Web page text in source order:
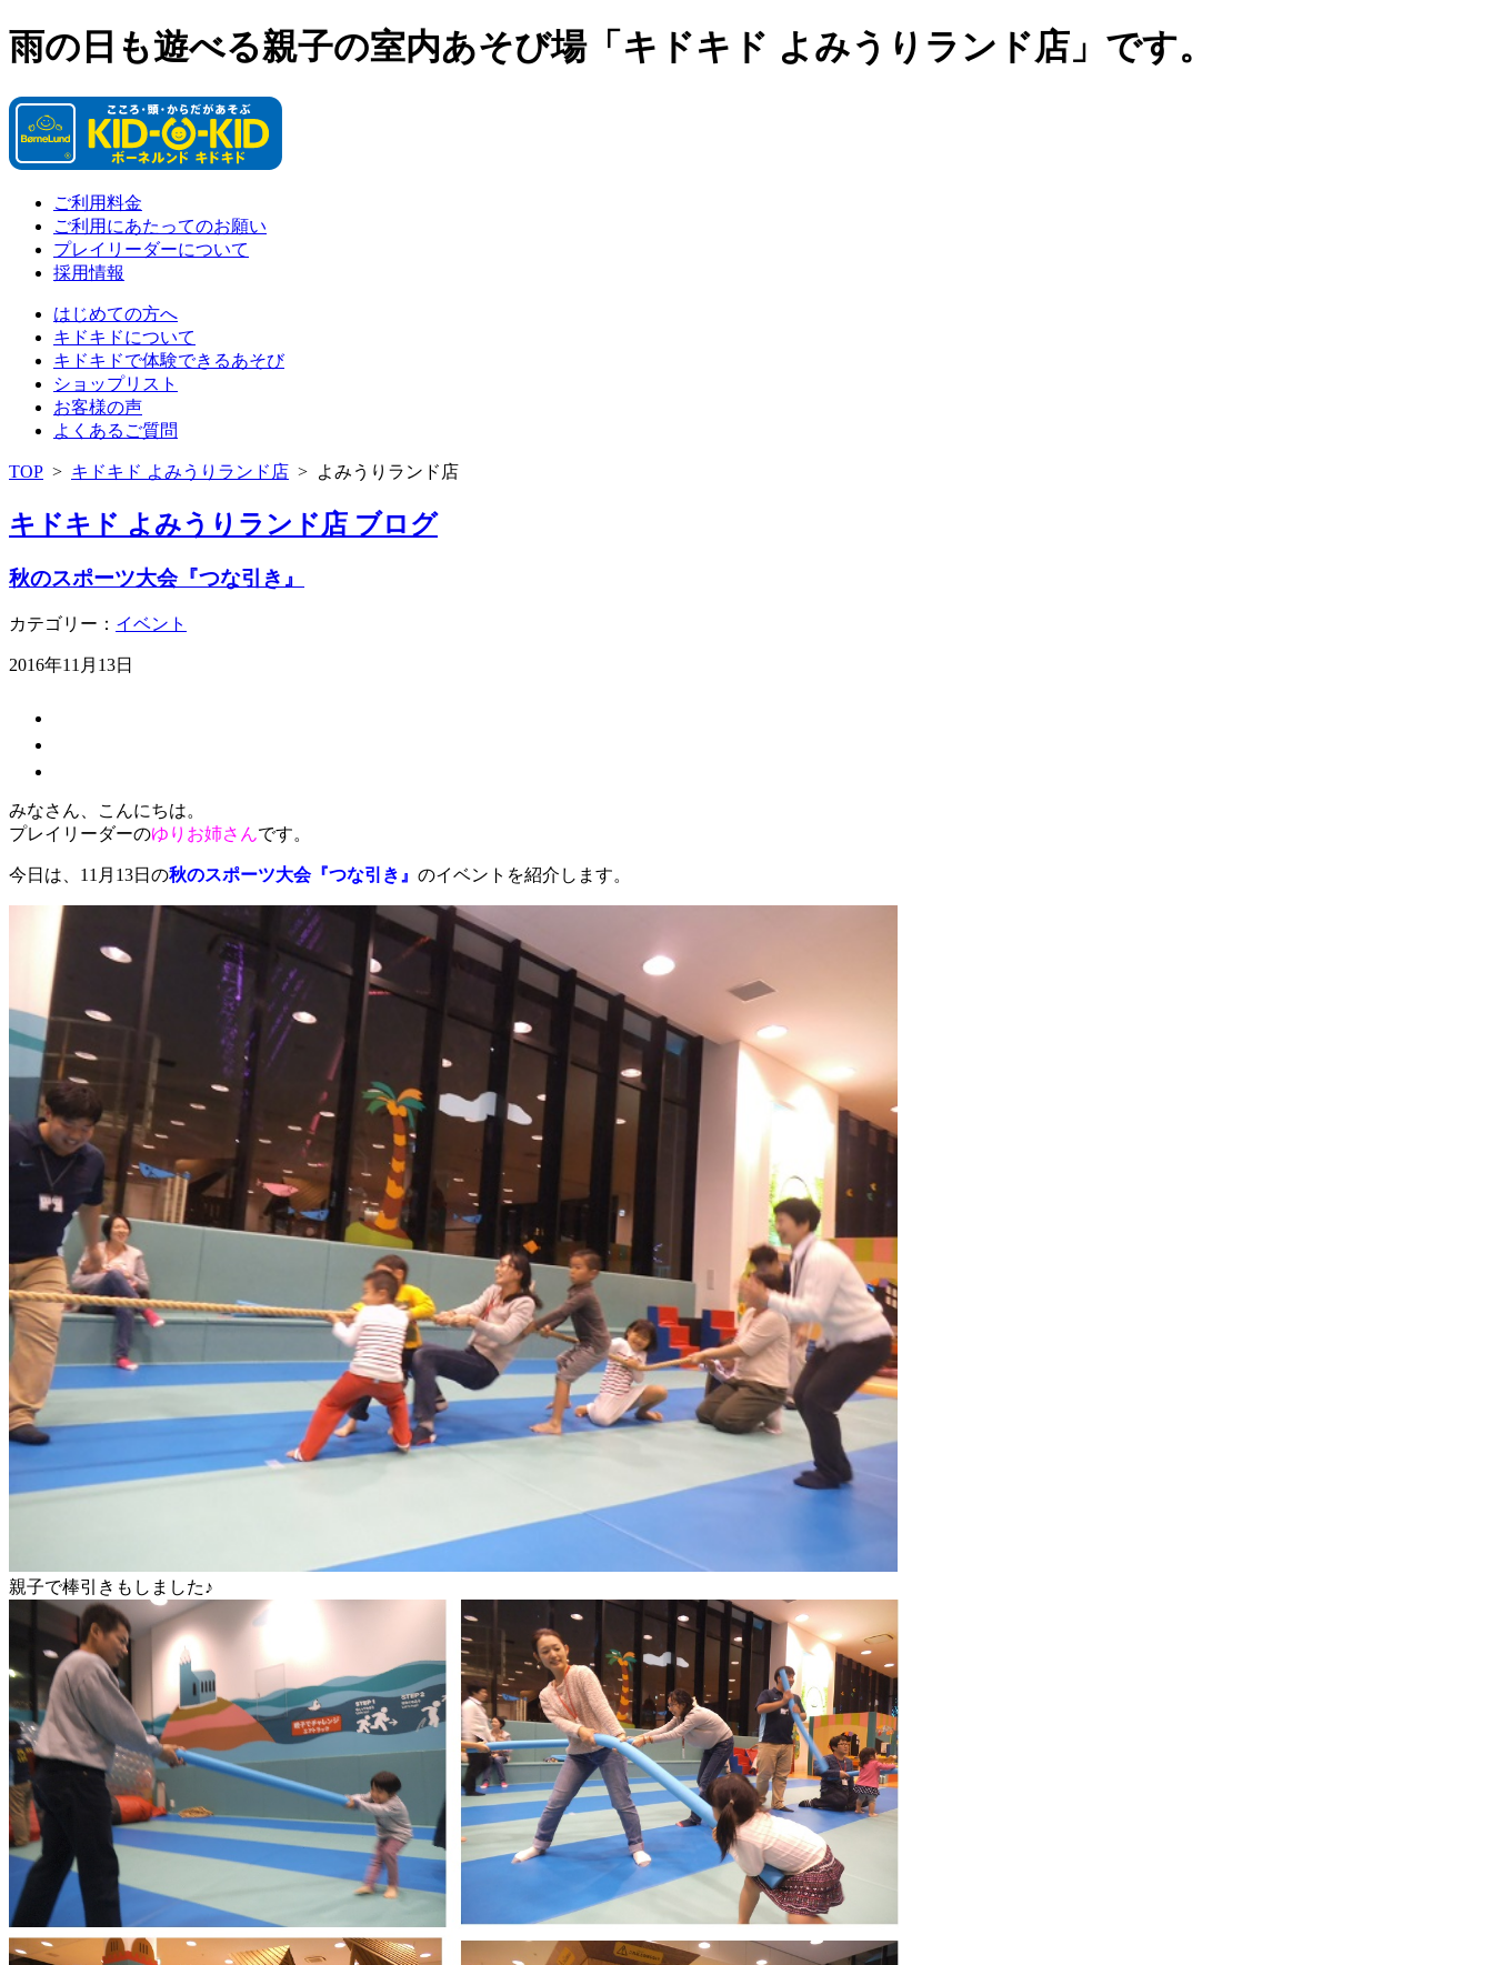
雨の日も遊べる親子の室内あそび場「キドキド よみうりランド店」です。
ご利用料金
ご利用にあたってのお願い
プレイリーダーについて
採用情報
はじめての方へ
キドキドについて
キドキドで体験できるあそび
ショップリスト
お客様の声
よくあるご質問
TOP > キドキド よみうりランド店 > よみうりランド店
キドキド よみうりランド店 ブログ
秋のスポーツ大会『つな引き』
カテゴリー： イベント
2016年11月13日
みなさん、こんにちは。
プレイリーダーのゆりお姉さんです。
今日は、11月13日の秋のスポーツ大会『つな引き』 のイベントを紹介します。
親子で棒引きもしました♪